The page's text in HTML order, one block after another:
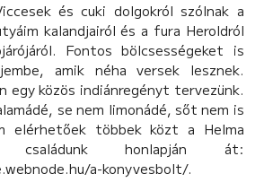
és cuki dolgokról szólnak a
kalandjairól és a fura Heroldról
Fontos bölcsességeket is
amik néha versek lesznek.
egy közös indiánregényt tervezünk.
se nem limonádé, sőt nem is
elérhetőek többek közt a Helma
honlapján át:
a-konyvesbolt/.